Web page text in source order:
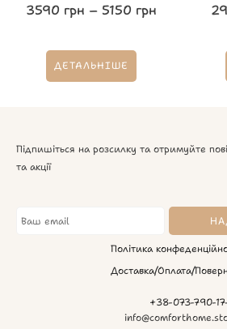
3590 грн – 5150 грн
ДЕТАЛЬНІШЕ
Підпишіться на розсилку та отримуйте
та акції
Політика
Доставка/Оплата/
+38-073-790-